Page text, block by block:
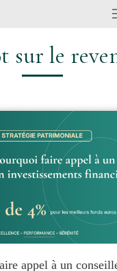
sur le
appel à un